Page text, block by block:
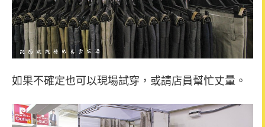
如果不確定也可以現場試穿，或請店員幫忙丈量。